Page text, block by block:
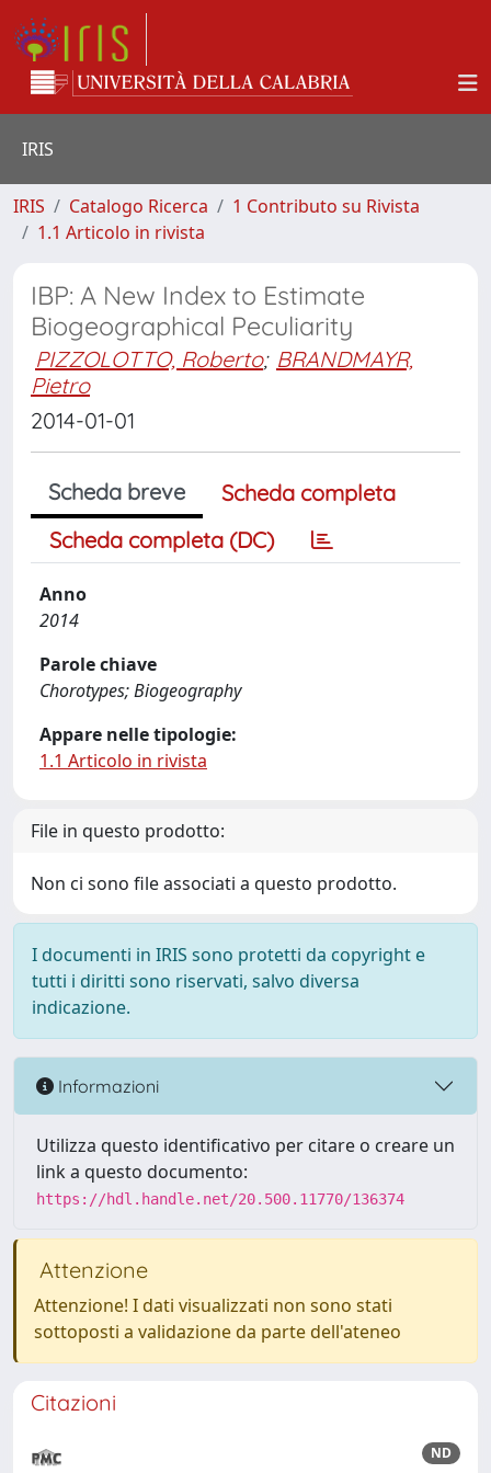
IRIS
IRIS Catalogo Ricerca
1 Contributo su Rivista
1.1 Articolo in rivista
IBP: A New Index to Estimate
Biogeographical Peculiarity
PIZZOLOTTO, Roberto; BRANDMAYR,
Pietro
2014-01-01
Scheda breve
Scheda completa
Scheda completa (DC)
Anno
2014
Parole chiave
Chorotypes; Biogeography
Appare nelle tipologie:
1.1 Articolo in rivista
File in questo prodotto:
Non ci sono file associati a questo prodotto.
I documenti in IRIS sono protetti da copyright e
tutti i diritti sono riservati, salvo diversa
indicazione.
Informazioni
Utilizza questo identificativo per citare o creare un
link a questo documento:
https://hdl.handle.net/20.500.11770/136374
Attenzione
Attenzione! I dati visualizzati non sono stati
sottoposti a validazione da parte dell'ateneo
Citazioni
ND